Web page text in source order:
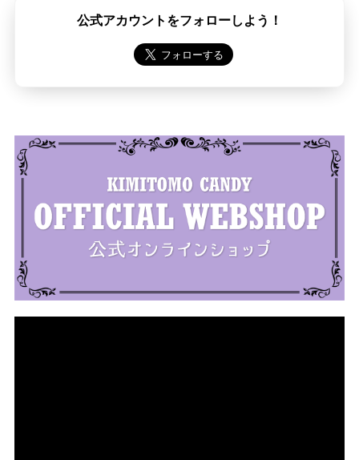
公式アカウントをフォローしよう！